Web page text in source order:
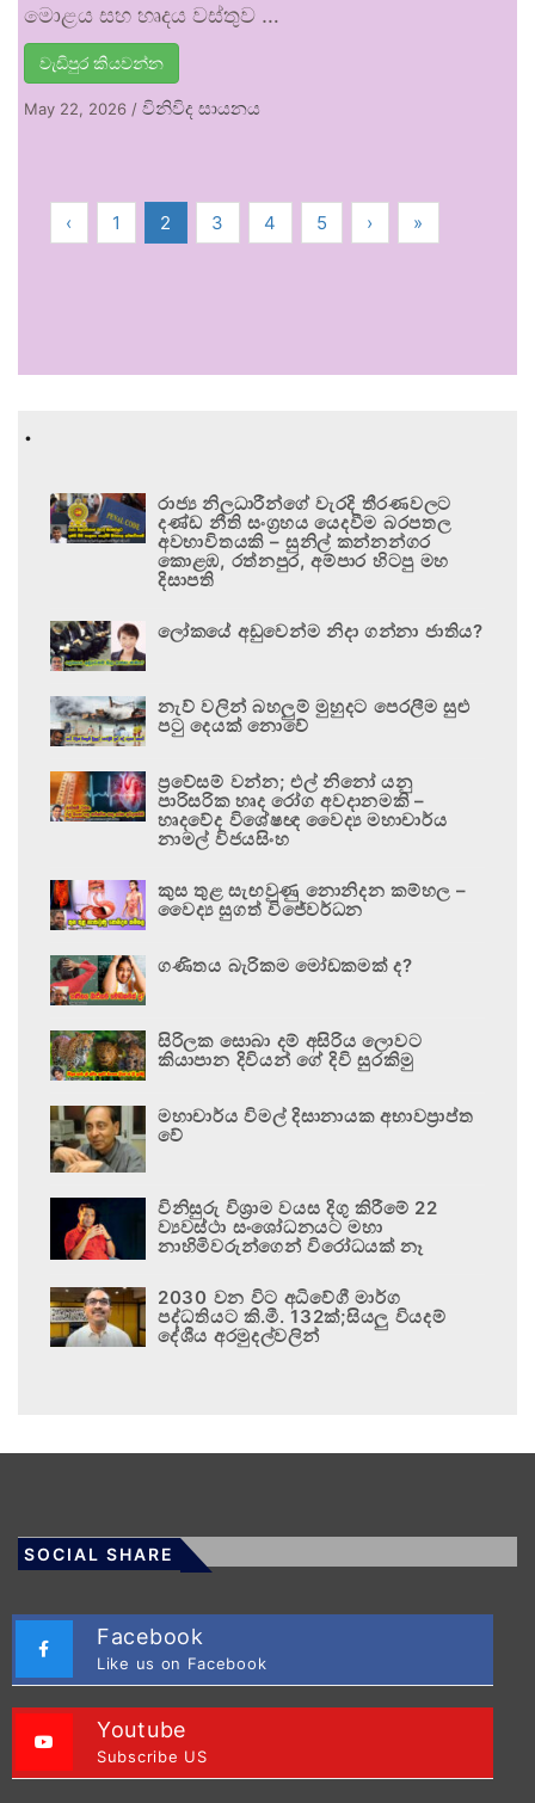
මොළය සහ හෘදය වස්තුව …
වැඩිපුර කියවන්න
May 22, 2026 / විනිවිද සායනය
‹ 1 2 3 4 5 › »
.
රාජ්‍ය නිලධාරීන්ගේ වැරදි තීරණවලට
දණ්ඩ නීති සංග්‍රහය යෙදවීම බරපතල
අවභාවිතයකි – සුනිල් කන්නන්ගර
කොළඹ, රත්නපුර, අම්පාර හිටපු මහ
දිසාපති
ලෝකයේ අඩුවෙන්ම නිදා ගන්නා ජාතිය?
නැව් වලින් බහලුම් මුහුදට පෙරලීම සුළු
පටු දෙයක් නොවේ
ප්‍රවේසම් වන්න; එල් නිනෝ යනු
පාරිසරික හෘද රෝග අවදානමකි –
හෘදවේද විශේෂඥ වෛද්‍ය මහාචාර්ය
නාමල් විජයසිංහ
කුස තුළ සැඟවුණු නොනිදන කම්හල –
වෛද්‍ය සුගත් විජේවර්ධන
ගණිතය බැරිකම මෝඩකමක් ද?
සිරිලක සොබා දම් අසිරිය ලොවට
කියාපාන දිවියන් ගේ දිවි සුරකිමු
මහාචාර්ය විමල් දිසානායක අභාවප්‍රාප්ත
වේ
විනිසුරු විශ්‍රාම වයස දිගු කිරීමේ 22
ව්‍යවස්ථා සංශෝධනයට මහා
නාහිමිවරුන්ගෙන් විරෝධයක් නෑ
2030 වන විට අධිවේගී මාර්ග
පද්ධතියට කි.මී. 132ක්;සියලු වියදම්
දේශීය අරමුදල්වලින්
SOCIAL SHARE
Facebook
Like us on Facebook
Youtube
Subscribe US